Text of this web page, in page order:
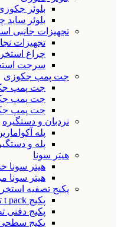
بلوئر
بلوئر ساید
تجهیزات جانبی
تجهیزات
چراغ
سرجت
جت پمپ جکوزی
جت پمپ
جت پمپ
جت پمپ
نردبان و دستگیره
پله
پله و
هیتر سونا
هیتر سونا
هیتر سونا
پکیج تصفیه استخر
پکیج t pack تصفیه آب
پکیج دفنی
پکیج